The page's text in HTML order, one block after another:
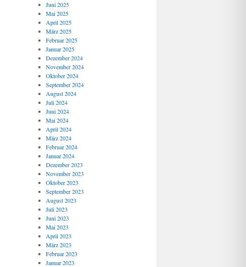
Juni 2025
Mai 2025
April 2025
März 2025
Februar 2025
Januar 2025
Dezember 2024
November 2024
Oktober 2024
September 2024
August 2024
Juli 2024
Juni 2024
Mai 2024
April 2024
März 2024
Februar 2024
Januar 2024
Dezember 2023
November 2023
Oktober 2023
September 2023
August 2023
Juli 2023
Juni 2023
Mai 2023
April 2023
März 2023
Februar 2023
Januar 2023